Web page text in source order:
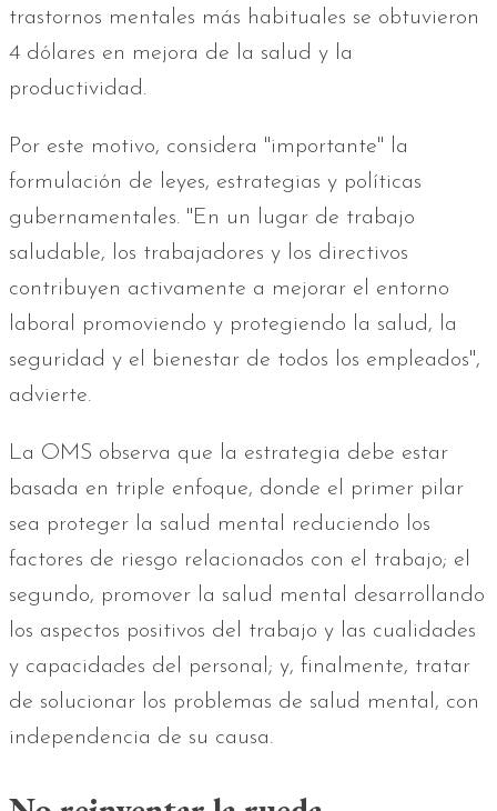
trastornos mentales más habituales se obtuvieron
4 dólares en mejora de la salud y la
productividad.
Por este motivo, considera "importante" la
formulación de leyes, estrategias y políticas
gubernamentales. "En un lugar de trabajo
saludable, los trabajadores y los directivos
contribuyen activamente a mejorar el entorno
laboral promoviendo y protegiendo la salud, la
seguridad y el bienestar de todos los empleados",
advierte.
La OMS observa que la estrategia debe estar
basada en triple enfoque, donde el primer pilar
sea proteger la salud mental reduciendo los
factores de riesgo relacionados con el trabajo; el
segundo, promover la salud mental desarrollando
los aspectos positivos del trabajo y las cualidades
y capacidades del personal; y, finalmente, tratar
de solucionar los problemas de salud mental, con
independencia de su causa.